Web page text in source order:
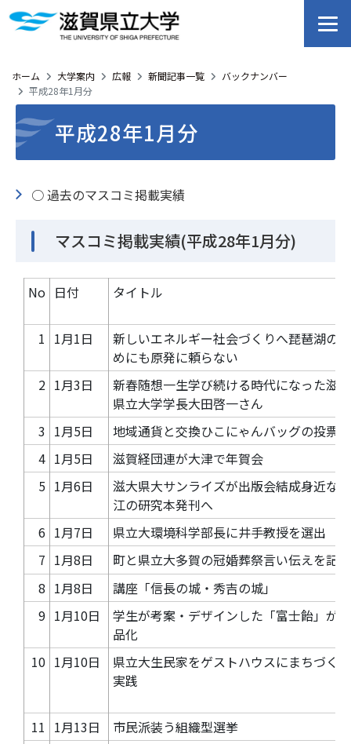
ホーム 大学案内 広報 新聞記事一覧
バックナンバー
平成28年1月分
平成28年1月分
○ 過去のマスコミ掲載実績
マスコミ掲載実績(平成28年1月分)
No 日付 タイトル
1 1月1日
新しいエネルギー社会づくりへ琵琶湖のた
めにも原発に頼らない
2 1月3日
新春随想一生学び続ける時代になった滋賀
県立大学学長大田啓一さん
3 1月5日
地域通貨と交換ひこにゃんバッグの投票
4 1月5日
滋賀経団連が大津で年賀会
5 1月6日
滋大県大サンライズが出版会結成身近な近
江の研究本発刊へ
6 1月7日
県立大環境科学部長に井手教授を選出
7 1月8日
町と県立大多賀の冠婚葬祭言い伝えを記録
8 1月8日
講座「信長の城・秀吉の城」
9 1月10日
学生が考案・デザインした「富士飴」が商
品化
10 1月10日
県立大生民家をゲストハウスにまちづくり
実践
11 1月13日
市民派装う組織型選挙